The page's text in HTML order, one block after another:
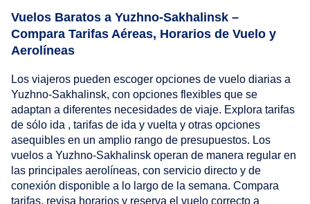
Vuelos Baratos a Yuzhno-Sakhalinsk –
Compara Tarifas Aéreas, Horarios de Vuelo y
Aerolíneas
Los viajeros pueden escoger opciones de vuelo diarias a
Yuzhno-Sakhalinsk, con opciones flexibles que se
adaptan a diferentes necesidades de viaje. Explora tarifas
de sólo ida , tarifas de ida y vuelta y otras opciones
asequibles en un amplio rango de presupuestos. Los
vuelos a Yuzhno-Sakhalinsk operan de manera regular en
las principales aerolíneas, con servicio directo y de
conexión disponible a lo largo de la semana. Compara
tarifas, revisa horarios y reserva el vuelo correcto a